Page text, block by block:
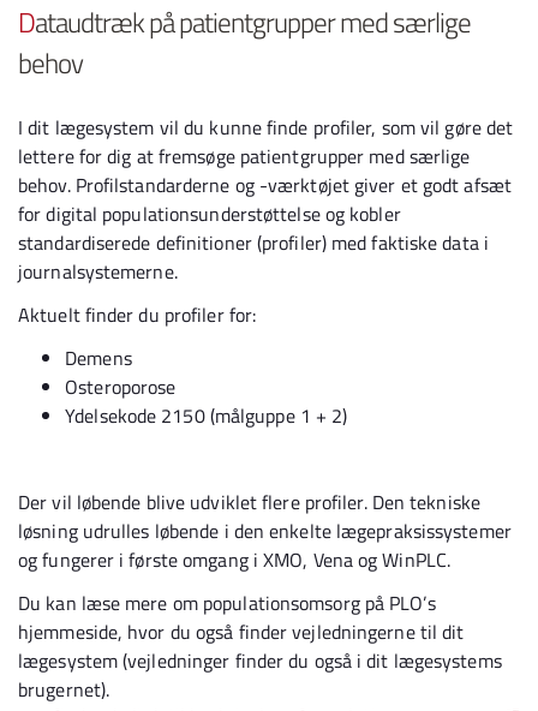
Dataudtræk på patientgrupper med særlige
behov
I dit lægesystem vil du kunne finde profiler, som vil gøre det
lettere for dig at fremsøge patientgrupper med særlige
behov. Profilstandarderne og -værktøjet giver et godt afsæt
for digital populationsunderstøttelse og kobler
standardiserede definitioner (profiler) med faktiske data i
journalsystemerne.
Aktuelt finder du profiler for:
Demens
Osteroporose
Ydelsekode 2150 (målguppe 1 + 2)
Der vil løbende blive udviklet flere profiler. Den tekniske
løsning udrulles løbende i den enkelte lægepraksissystemer
og fungerer i første omgang i XMO, Vena og WinPLC.
Du kan læse mere om populationsomsorg på PLO’s
hjemmeside, hvor du også finder vejledningerne til dit
lægesystem (vejledninger finder du også i dit lægesystems
brugernet).